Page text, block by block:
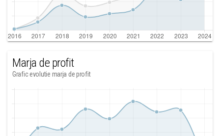
Marja de profit
Grafic evolutie marja de profit